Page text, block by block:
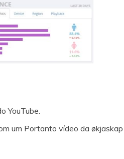
YouTube.
um Portanto vídeo da økjaskap